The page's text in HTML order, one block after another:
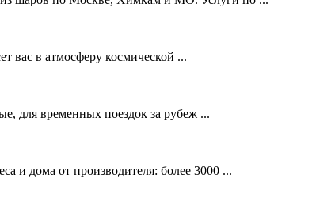
вас в атмосферу космической ...
для временных поездок за рубеж ...
и дома от производителя: более 3000 ...